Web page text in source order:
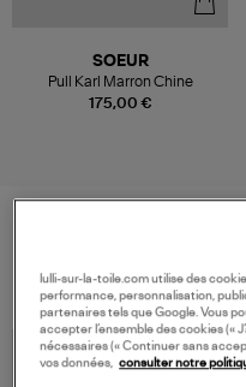
175,00 €
SOEUR
Pull Karl Marron Chine
lulli-sur-la-toile.com utilise des
performance, personnalisation,
partenaires tels que Google. Vous
accepter l’ensemble des cookies («
nécessaires (« Continuer sans
vos données,
consulter notre